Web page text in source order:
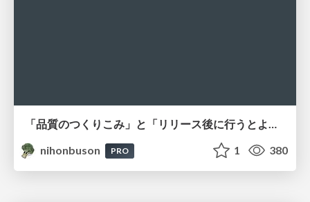
「品質のつくりこみ」と「リリース後に行うとよいテスト活動」を体験する
nihonbuson
PRO 1 380